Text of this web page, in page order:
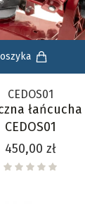
CEDOS01
łańcucha
CEDOS01
Cena
450,00 zł